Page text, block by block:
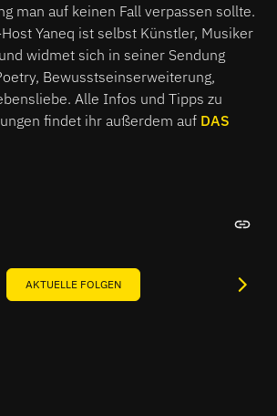
man auf keinen Fall verpassen sollte.
Yaneq ist selbst Künstler, Musiker
widmet sich in seiner Sendung
Bewusstseinserweiterung,
Alle Infos und Tipps zu
findet ihr außerdem auf DAS
AKTUELLE FOLGEN